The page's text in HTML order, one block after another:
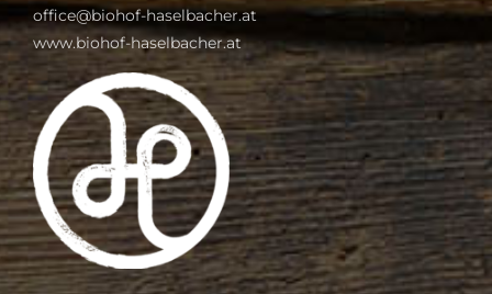
office@biohof-haselbacher.at
www.biohof-haselbacher.at